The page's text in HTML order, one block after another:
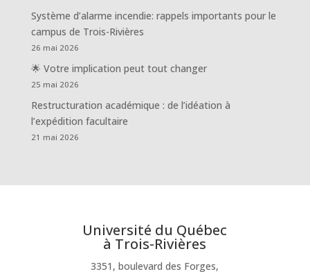
Système d’alarme incendie: rappels importants pour le
campus de Trois-Rivières
26 mai 2026
🌟 Votre implication peut tout changer
25 mai 2026
Restructuration académique : de l’idéation à
l’expédition facultaire
21 mai 2026
Université du Québec
à Trois-Rivières
3351, boulevard des Forges,